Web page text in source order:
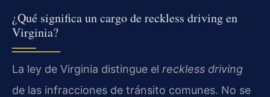
¿Qué significa un cargo de reckless driving en
Virginia?
La ley de Virginia distingue el reckless driving
de las infracciones de tránsito comunes. No se